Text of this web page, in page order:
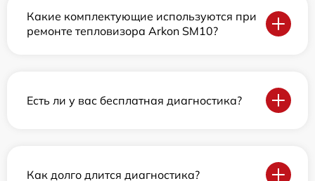
Какие комплектующие используются при
ремонте тепловизора Arkon SM10?
Есть ли у вас бесплатная диагностика?
Как долго длится диагностика?